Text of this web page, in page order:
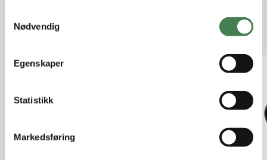
Nødvendig
Egenskaper
Statistikk
Markedsføring
Relaterte produkter